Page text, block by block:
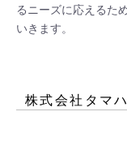
るニーズに応えるた
いきます。
株式会社タマ